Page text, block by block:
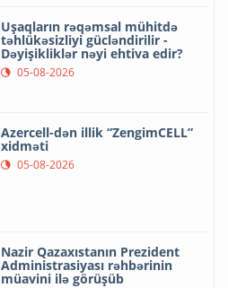
Uşaqların rəqəmsal mühitdə
təhlükəsizliyi gücləndirilir -
Dəyişikliklər nəyi ehtiva edir?
05-08-2026
Azercell-dən illik “ZengimCELL”
xidməti
05-08-2026
Nazir Qazaxıstanın Prezident
Administrasiyası rəhbərinin
müavini ilə görüşüb